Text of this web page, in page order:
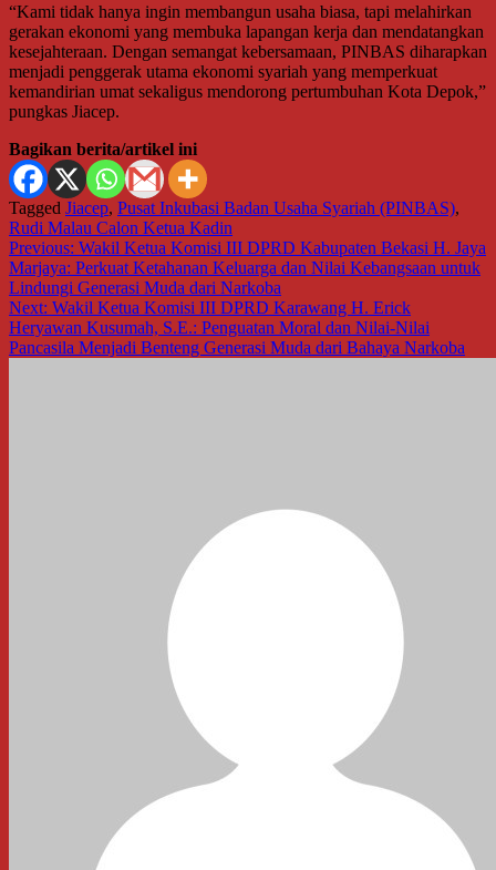
“Kami tidak hanya ingin membangun usaha biasa, tapi melahirkan
gerakan ekonomi yang membuka lapangan kerja dan mendatangkan
kesejahteraan. Dengan semangat kebersamaan, PINBAS diharapkan
menjadi penggerak utama ekonomi syariah yang memperkuat
kemandirian umat sekaligus mendorong pertumbuhan Kota Depok,”
pungkas Jiacep.
Bagikan berita/artikel ini
Tagged Jiacep, Pusat Inkubasi Badan Usaha Syariah (PINBAS),
Rudi Malau Calon Ketua Kadin
Navigasi
pos
Previous: Wakil Ketua Komisi III DPRD Kabupaten Bekasi H. Jaya
Marjaya: Perkuat Ketahanan Keluarga dan Nilai Kebangsaan untuk
Lindungi Generasi Muda dari Narkoba
Next: Wakil Ketua Komisi III DPRD Karawang H. Erick
Heryawan Kusumah, S.E.: Penguatan Moral dan Nilai-Nilai
Pancasila Menjadi Benteng Generasi Muda dari Bahaya Narkoba